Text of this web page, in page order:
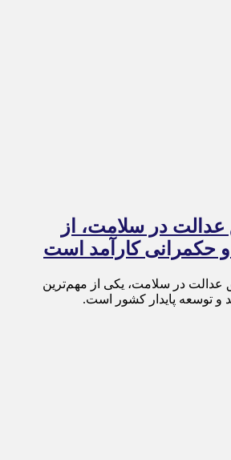
در سلامت، از
و حکمرانی کارآمد است
در سلامت، یکی از مهم‌ترین
و توسعه پایدار کشور است.